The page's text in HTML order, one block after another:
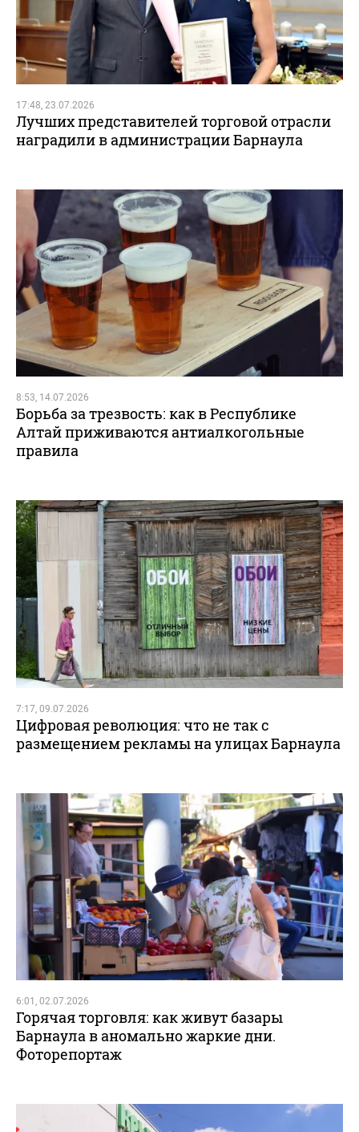
17:48, 23.07.2026
Лучших представителей торговой отрасли
наградили в администрации Барнаула
8:53, 14.07.2026
Борьба за трезвость: как в Республике
Алтай приживаются антиалкогольные
правила
7:17, 09.07.2026
Цифровая революция: что не так с
размещением рекламы на улицах Барнаула
6:01, 02.07.2026
Горячая торговля: как живут базары
Барнаула в аномально жаркие дни.
Фоторепортаж